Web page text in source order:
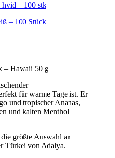
– 100 Stück
für warme Tage ist. Er
und tropischer Ananas,
und kalten Menthol
größte Auswahl an
Türkei von Adalya.